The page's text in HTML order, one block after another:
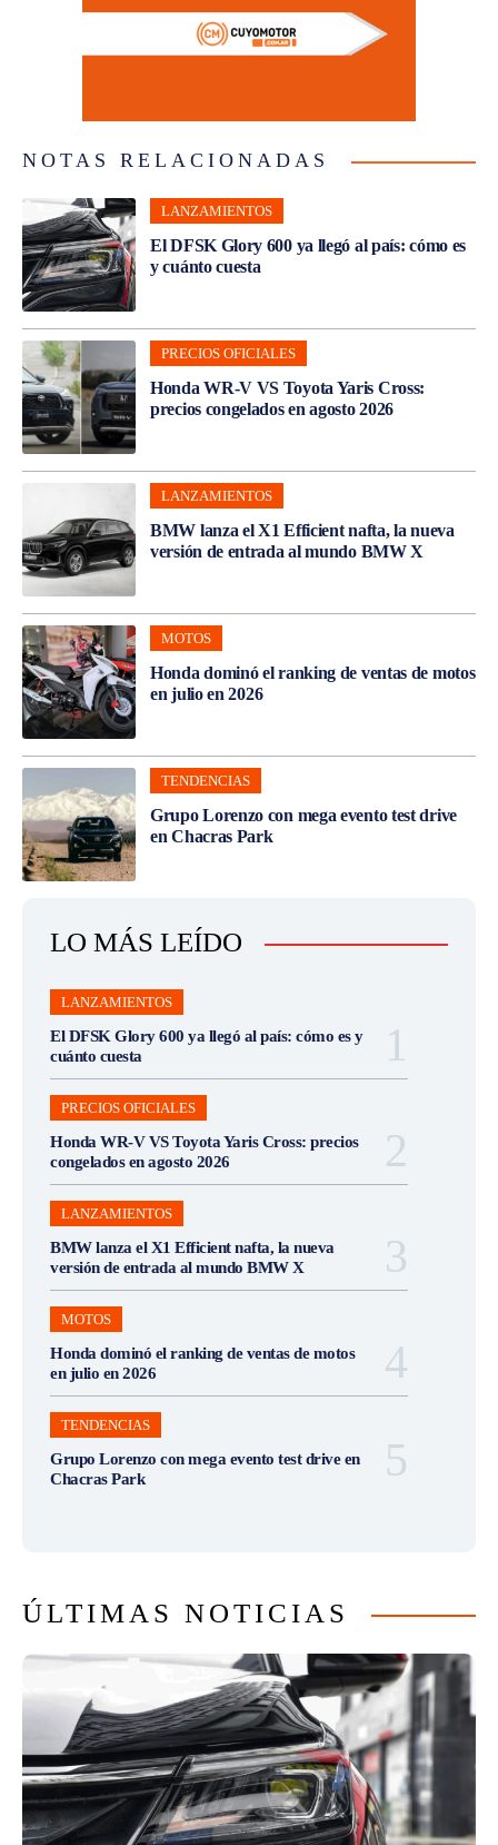
NOTAS RELACIONADAS
LANZAMIENTOS
El DFSK Glory 600 ya llegó al país: cómo es
y cuánto cuesta
PRECIOS OFICIALES
Honda WR-V VS Toyota Yaris Cross:
precios congelados en agosto 2026
LANZAMIENTOS
BMW lanza el X1 Efficient nafta, la nueva
versión de entrada al mundo BMW X
MOTOS
Honda dominó el ranking de ventas de motos
en julio en 2026
TENDENCIAS
Grupo Lorenzo con mega evento test drive
en Chacras Park
LO MÁS LEÍDO
LANZAMIENTOS
El DFSK Glory 600 ya llegó al país: cómo es y
cuánto cuesta
PRECIOS OFICIALES
Honda WR-V VS Toyota Yaris Cross: precios
congelados en agosto 2026
LANZAMIENTOS
BMW lanza el X1 Efficient nafta, la nueva
versión de entrada al mundo BMW X
MOTOS
Honda dominó el ranking de ventas de motos
en julio en 2026
TENDENCIAS
Grupo Lorenzo con mega evento test drive en
Chacras Park
ÚLTIMAS NOTICIAS